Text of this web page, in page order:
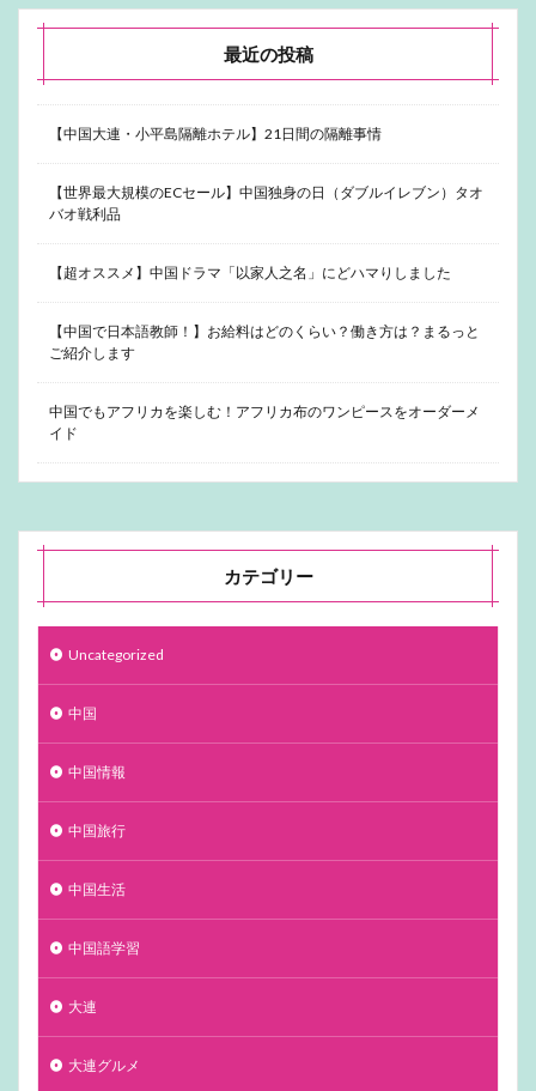
最近の投稿
【中国大連・小平島隔離ホテル】21日間の隔離事情
【世界最大規模のECセール】中国独身の日（ダブルイレブン）タオ
バオ戦利品
【超オススメ】中国ドラマ「以家人之名」にどハマりしました
【中国で日本語教師！】お給料はどのくらい？働き方は？まるっと
ご紹介します
中国でもアフリカを楽しむ！アフリカ布のワンピースをオーダーメ
イド
カテゴリー
Uncategorized
中国
中国情報
中国旅行
中国生活
中国語学習
大連
大連グルメ